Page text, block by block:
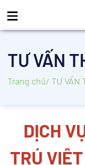
TƯ VẤN
Trang chủ/ TƯ VẤN
DỊCH
TRÚ